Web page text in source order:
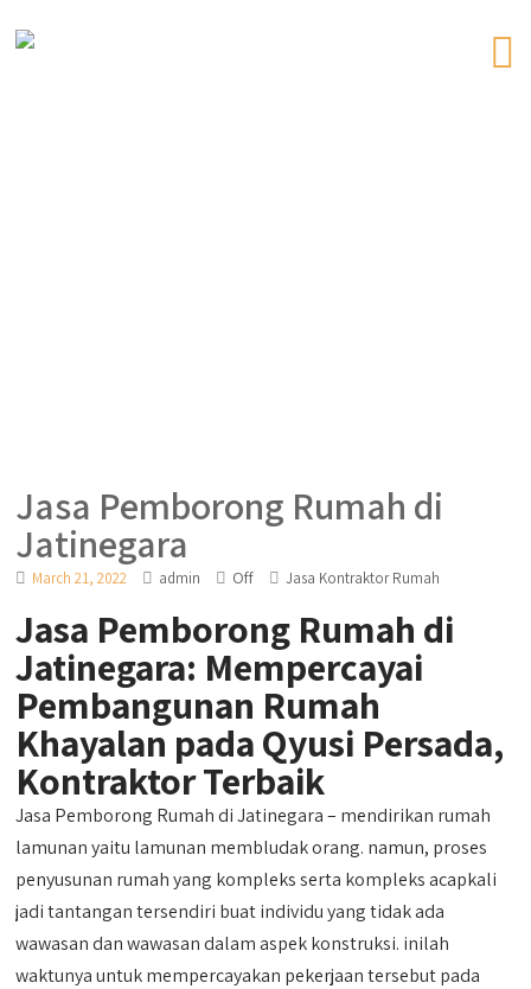
Jasa Pemborong Rumah di
Jatinegara
March 21, 2022 admin Off Jasa Kontraktor Rumah
Jasa Pemborong Rumah di
Jatinegara: Mempercayai
Pembangunan Rumah
Khayalan pada Qyusi Persada,
Kontraktor Terbaik
Jasa Pemborong Rumah di Jatinegara – mendirikan rumah
lamunan yaitu lamunan membludak orang. namun, proses
penyusunan rumah yang kompleks serta kompleks acapkali
jadi tantangan tersendiri buat individu yang tidak ada
wawasan dan wawasan dalam aspek konstruksi. inilah
waktunya untuk mempercayakan pekerjaan tersebut pada